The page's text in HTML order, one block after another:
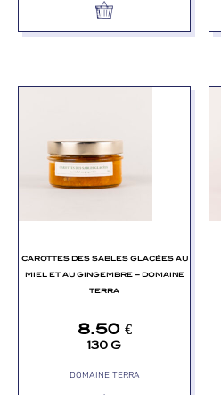
CAROTTES DES SABLES GLACÉES AU
MIEL ET AU GINGEMBRE – DOMAINE
TERRA
8.50 €
130 G
DOMAINE TERRA